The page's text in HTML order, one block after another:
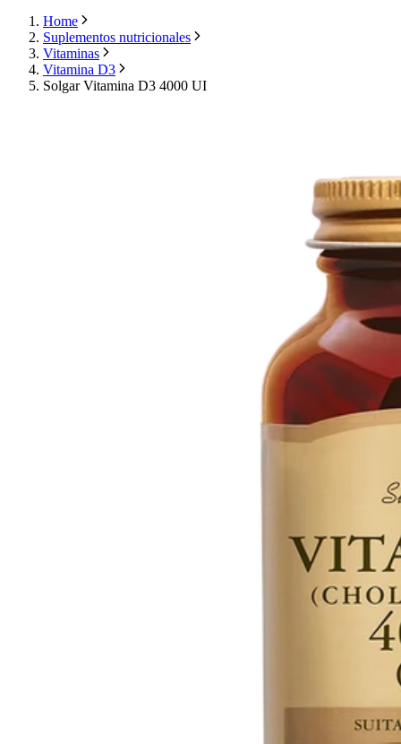
Home
Suplementos nutricionales
Vitaminas
Vitamina D3
Solgar Vitamina D3 4000 UI